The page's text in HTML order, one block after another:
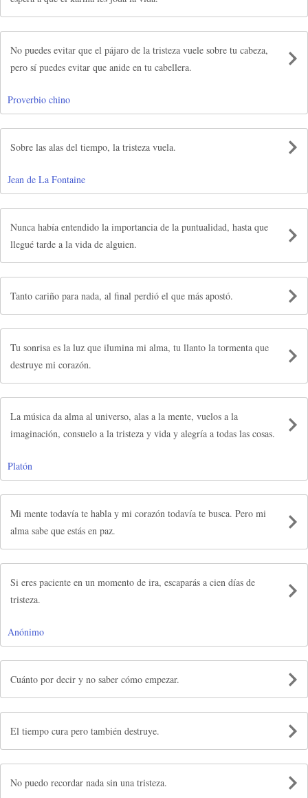
No puedes evitar que el pájaro de la tristeza vuele sobre tu cabeza,
pero sí puedes evitar que anide en tu cabellera.
Proverbio chino
Sobre las alas del tiempo, la tristeza vuela.
Jean de La Fontaine
Nunca había entendido la importancia de la puntualidad, hasta que
llegué tarde a la vida de alguien.
Tanto cariño para nada, al final perdió el que más apostó.
Tu sonrisa es la luz que ilumina mi alma, tu llanto la tormenta que
destruye mi corazón.
La música da alma al universo, alas a la mente, vuelos a la
imaginación, consuelo a la tristeza y vida y alegría a todas las cosas.
Platón
Mi mente todavía te habla y mi corazón todavía te busca. Pero mi
alma sabe que estás en paz.
Si eres paciente en un momento de ira, escaparás a cien días de
tristeza.
Anónimo
Cuánto por decir y no saber cómo empezar.
El tiempo cura pero también destruye.
No puedo recordar nada sin una tristeza.